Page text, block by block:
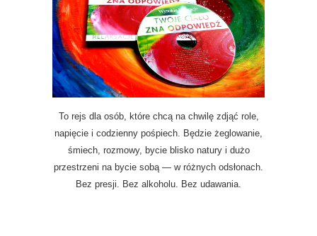
To rejs dla osób, które chcą na chwilę zdjąć role,
napięcie i codzienny pośpiech. Będzie żeglowanie,
śmiech, rozmowy, bycie blisko natury i dużo
przestrzeni na bycie sobą — w różnych odsłonach.
Bez presji. Bez alkoholu. Bez udawania.